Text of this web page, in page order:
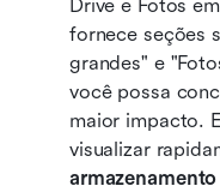
Drive e Fotos
fornece seções
grandes" e
você possa
maior impacto.
visualizar